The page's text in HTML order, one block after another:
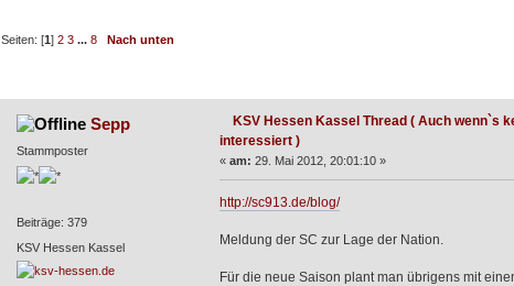
Seiten: [1]2 3 ...8 Nach unten
Sepp
Stammposter
Beiträge: 379
KSV Hessen Kassel
KSV Hessen Kassel Thread ( Auch wenn`s
interessiert )
« am: 29. Mai 2012, 20:01:10 »
http://sc913.de/blog/
Meldung der SC zur Lage der Nation.
Für die neue Saison plant man übrigens mit